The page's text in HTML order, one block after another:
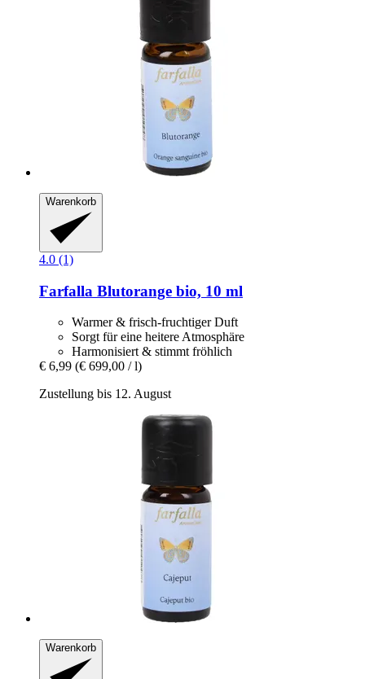
Warenkorb
4.0 (1)
Farfalla Blutorange bio, 10 ml
Warmer & frisch-fruchtiger Duft
Sorgt für eine heitere Atmosphäre
Harmonisiert & stimmt fröhlich
€ 6,99 (€ 699,00 / l)
Zustellung bis 12. August
Warenkorb